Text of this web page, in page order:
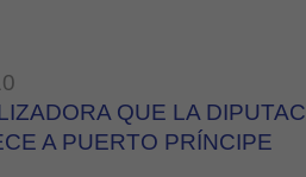
QUE LA
A PUERTO PRÍNCIPE